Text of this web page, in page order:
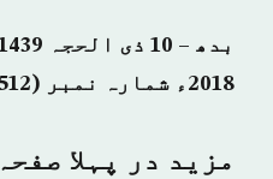
2018ء شمارہ نمبر (14512)
مزید در پہلا صفحہ